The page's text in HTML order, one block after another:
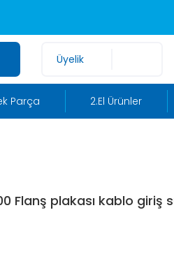
Üyelik
Parça 2.El Ürünler
Flanş plakası kablo giriş